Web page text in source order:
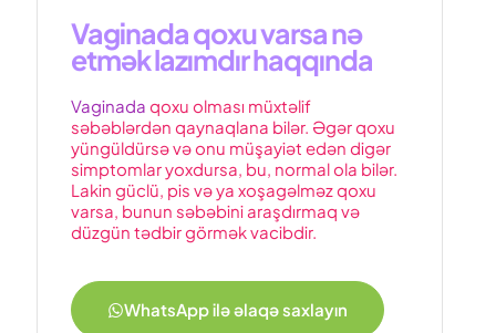
Vaginada qoxu varsa nə
etmək lazımdır haqqında
Vaginada qoxu olması müxtəlif
səbəblərdən qaynaqlana bilər. Əgər qoxu
yüngüldürsə və onu müşayiət edən digər
simptomlar yoxdursa, bu, normal ola bilər.
Lakin güclü, pis və ya xoşagəlməz qoxu
varsa, bunun səbəbini araşdırmaq və
düzgün tədbir görmək vacibdir.
WhatsApp ilə əlaqə saxlayın